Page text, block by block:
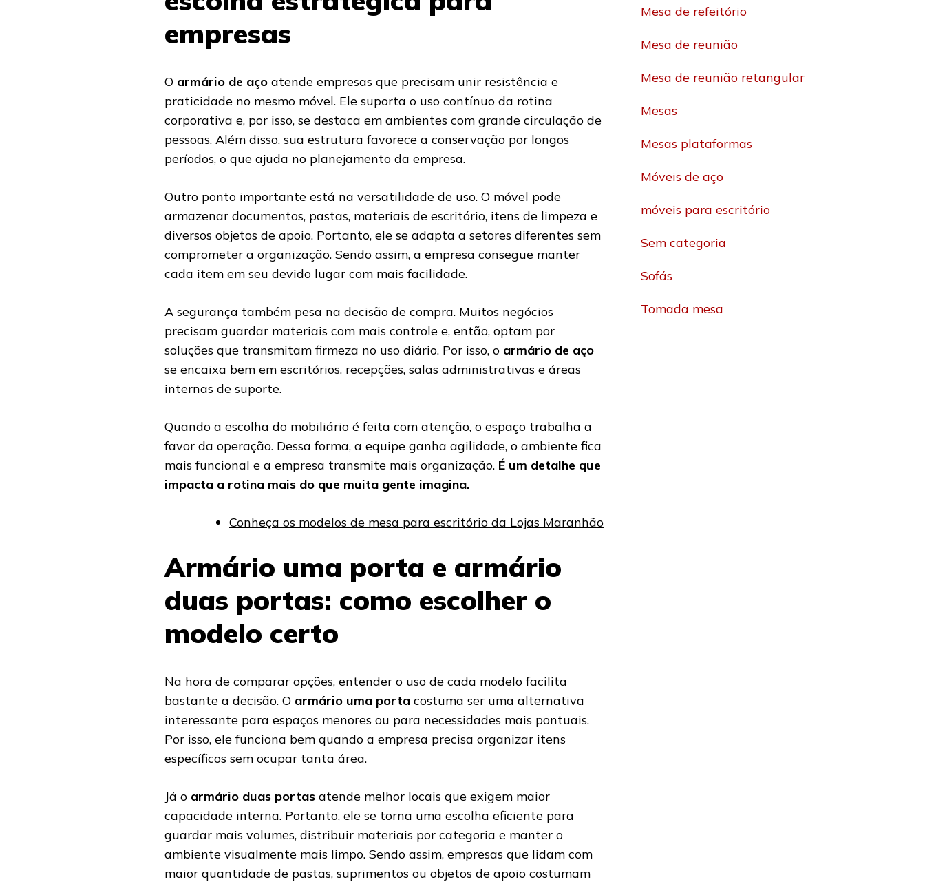
empresas
O armário de aço atende empresas que precisam unir resistência e
praticidade no mesmo móvel. Ele suporta o uso contínuo da rotina
corporativa e, por isso, se destaca em ambientes com grande circulação de
pessoas. Além disso, sua estrutura favorece a conservação por longos
períodos, o que ajuda no planejamento da empresa.
Outro ponto importante está na versatilidade de uso. O móvel pode
armazenar documentos, pastas, materiais de escritório, itens de limpeza e
diversos objetos de apoio. Portanto, ele se adapta a setores diferentes sem
comprometer a organização. Sendo assim, a empresa consegue manter
cada item em seu devido lugar com mais facilidade.
A segurança também pesa na decisão de compra. Muitos negócios
precisam guardar materiais com mais controle e, então, optam por
soluções que transmitam firmeza no uso diário. Por isso, o armário de aço
se encaixa bem em escritórios, recepções, salas administrativas e áreas
internas de suporte.
Quando a escolha do mobiliário é feita com atenção, o espaço trabalha a
favor da operação. Dessa forma, a equipe ganha agilidade, o ambiente fica
mais funcional e a empresa transmite mais organização. É um detalhe que
impacta a rotina mais do que muita gente imagina.
Conheça os modelos de mesa para escritório da Lojas Maranhão
Armário uma porta e armário
duas portas: como escolher o
modelo certo
Na hora de comparar opções, entender o uso de cada modelo facilita
bastante a decisão. O armário uma porta costuma ser uma alternativa
interessante para espaços menores ou para necessidades mais pontuais.
Por isso, ele funciona bem quando a empresa precisa organizar itens
específicos sem ocupar tanta área.
Já o armário duas portas atende melhor locais que exigem maior
capacidade interna. Portanto, ele se torna uma escolha eficiente para
guardar mais volumes, distribuir materiais por categoria e manter o
ambiente visualmente mais limpo. Sendo assim, empresas que lidam com
maior quantidade de pastas, suprimentos ou objetos de apoio costumam
Mesa de refeitório
Mesa de reunião
Mesa de reunião retangular
Mesas
Mesas plataformas
Móveis de aço
móveis para escritório
Sem categoria
Sofás
Tomada mesa